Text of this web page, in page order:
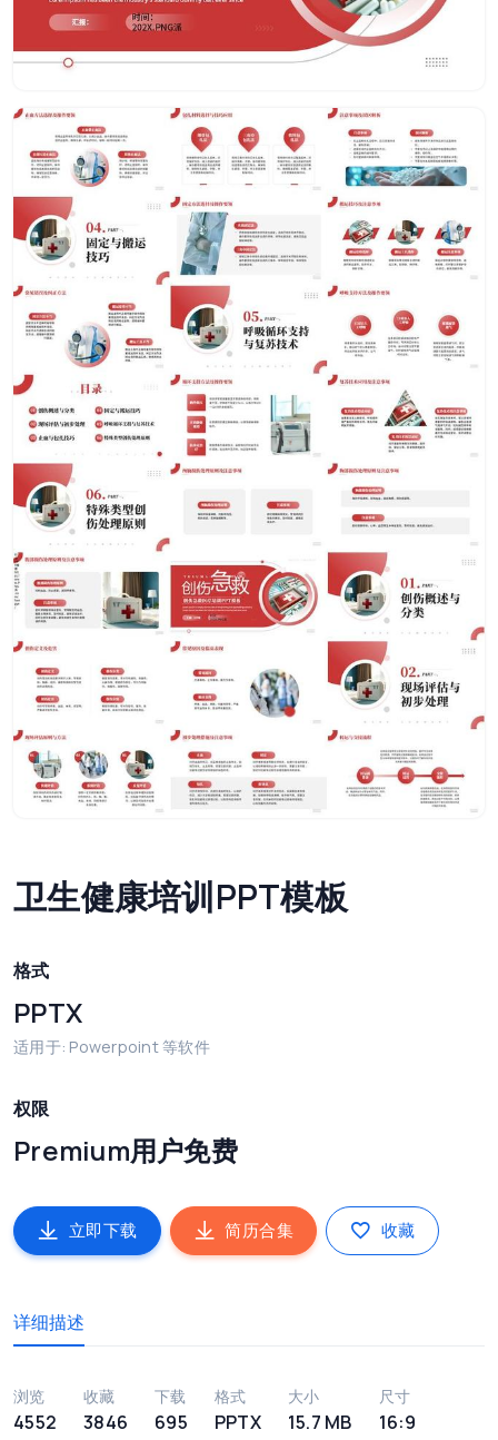
卫生健康培训PPT模板
格式
PPTX
适用于: Powerpoint 等软件
权限
Premium用户免费
立即下载 简历合集 收藏
详细描述
浏览
4552
收藏
3846
下载
695
格式
PPTX
大小
15.7 MB
尺寸
16:9